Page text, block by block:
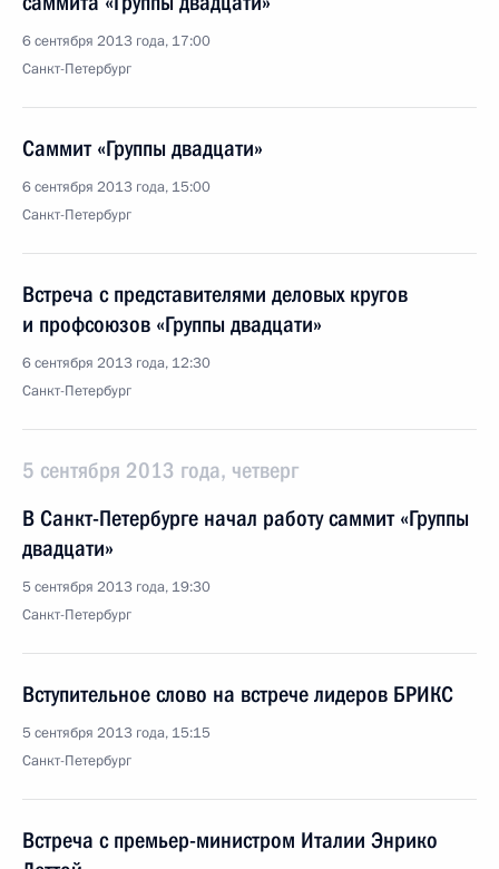
6 сентября 2013 года, 17:00
Санкт-Петербург
Саммит «Группы двадцати»
6 сентября 2013 года, 15:00
Санкт-Петербург
Встреча с представителями деловых кругов
и профсоюзов «Группы двадцати»
6 сентября 2013 года, 12:30
Санкт-Петербург
5 сентября 2013 года, четверг
В Санкт-Петербурге начал работу саммит «Группы
двадцати»
5 сентября 2013 года, 19:30
Санкт-Петербург
Вступительное слово на встрече лидеров БРИКС
5 сентября 2013 года, 15:15
Санкт-Петербург
Встреча с премьер-министром Италии Энрико